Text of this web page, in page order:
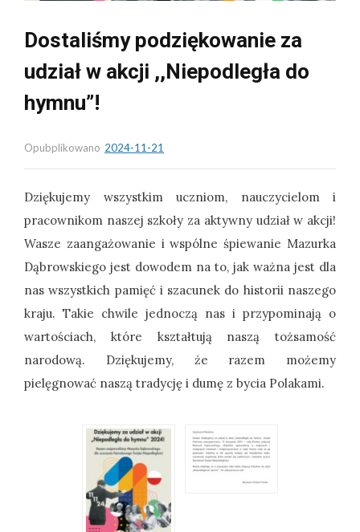
Dostaliśmy podziękowanie za
udział w akcji ,,Niepodległa do
hymnu”!
Opubplikowano 2024-11-21
Dziękujemy wszystkim uczniom, nauczycielom i
pracownikom naszej szkoły za aktywny udział w akcji!
Wasze zaangażowanie i wspólne śpiewanie Mazurka
Dąbrowskiego jest dowodem na to, jak ważna jest dla
nas wszystkich pamięć i szacunek do historii naszego
kraju. Takie chwile jednoczą nas i przypominają o
wartościach, które kształtują naszą tożsamość
narodową. Dziękujemy, że razem możemy
pielęgnować naszą tradycję i dumę z bycia Polakami.